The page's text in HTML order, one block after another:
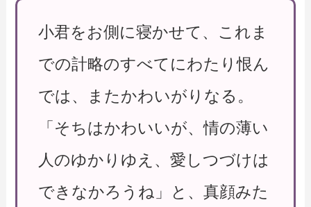
小君をお側に寝かせて、これま
での計略のすべてにわたり恨ん
では、またかわいがりなる。
「そちはかわいいが、情の薄い
人のゆかりゆえ、愛しつづけは
できなかろうね」と、真顔みた